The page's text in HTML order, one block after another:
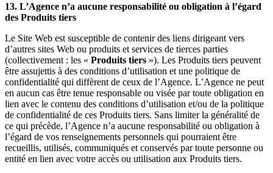
13. L’Agence n’a aucune responsabilité ou obligation à l’égard
des Produits tiers
Le Site Web est susceptible de contenir des liens dirigeant vers
d’autres sites Web ou produits et services de tierces parties
(collectivement : les « Produits tiers »). Les Produits tiers peuvent
être assujettis à des conditions d’utilisation et une politique de
confidentialité qui diffèrent de ceux de l’Agence. L’Agence ne peut
en aucun cas être tenue responsable ou visée par toute obligation en
lien avec le contenu des conditions d’utilisation et/ou de la politique
de confidentialité de ces Produits tiers. Sans limiter la généralité de
ce qui précède, l’Agence n’a aucune responsabilité ou obligation à
l’égard de vos renseignements personnels qui pourraient être
recueillis, utilisés, communiqués et conservés par toute personne ou
entité en lien avec votre accès ou utilisation aux Produits tiers.